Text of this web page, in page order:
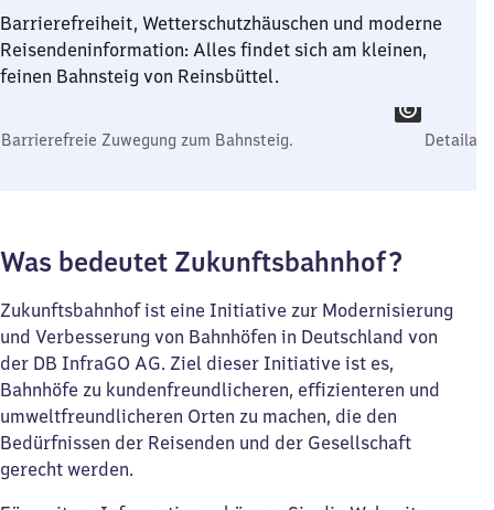
Barrierefreiheit, Wetterschutzhäuschen und moderne
Reisendeninformation: Alles findet sich am kleinen,
feinen Bahnsteig von Reinsbüttel.
Barrierefreie Zuwegung zum Bahnsteig.
Was bedeutet Zukunftsbahnhof?
Zukunftsbahnhof ist eine Initiative zur Modernisierung
und Verbesserung von Bahnhöfen in Deutschland von
der DB InfraGO AG. Ziel dieser Initiative ist es,
Bahnhöfe zu kundenfreundlicheren, effizienteren und
umweltfreundlicheren Orten zu machen, die den
Bedürfnissen der Reisenden und der Gesellschaft
gerecht werden.